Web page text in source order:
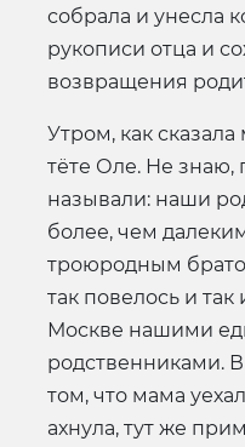
собрала и унесла
рукописи отца и
возвращения
Утром, как
тёте Оле. Не знаю,
называли: наши
более, чем
троюродным
так повелось и
Москве нашими
родственниками.
том, что мама
ахнула, тут же